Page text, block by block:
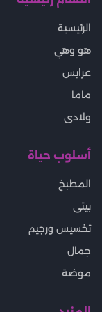
الرئيسية
هو وهي
عرايس
ماما
ولادى
أسلوب حياة
المطبخ
بيتى
تخسيس ورجيم
جمال
موضة